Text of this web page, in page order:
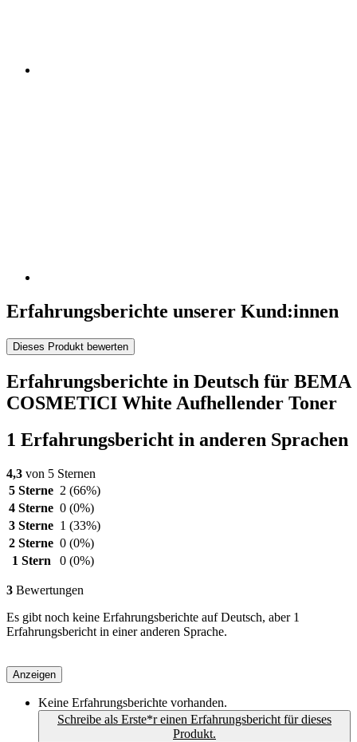
Erfahrungsberichte unserer Kund:innen
Dieses Produkt bewerten
Erfahrungsberichte in Deutsch für BEMA
COSMETICI White Aufhellender Toner
1 Erfahrungsbericht in anderen Sprachen
4,3 von 5 Sternen
5 Sterne 2 (66%)
4 Sterne 0 (0%)
3 Sterne 1 (33%)
2 Sterne 0 (0%)
1 Stern
0 (0%)
3 Bewertungen
Es gibt noch keine Erfahrungsberichte auf Deutsch, aber 1
Erfahrungsbericht in einer anderen Sprache.
Anzeigen
Keine Erfahrungsberichte vorhanden.
Schreibe als Erste*r einen Erfahrungsbericht für dieses
Produkt.